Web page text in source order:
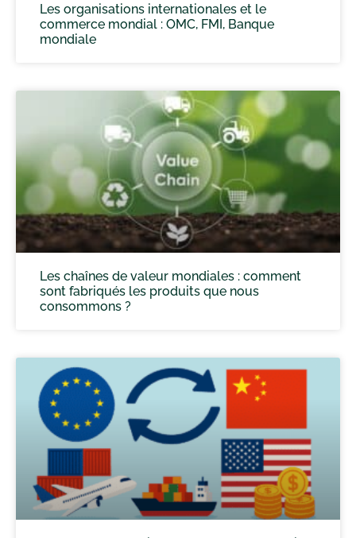
Les organisations internationales et le
commerce mondial : OMC, FMI, Banque
mondiale
Les chaînes de valeur mondiales : comment
sont fabriqués les produits que nous
consommons ?